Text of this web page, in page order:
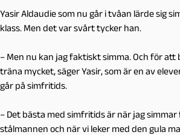
Yasir Aldaudie som nu går i tvåan lärde sig
klass. Men det var svårt tycker han.
– Men nu kan jag faktiskt simma. Och för att
träna mycket, säger Yasir, som är en av
går på simfritids.
– Det bästa med simfritids är när jag
stålmannen och när vi leker med den gula